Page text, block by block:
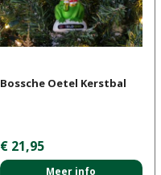
Bossche Oetel Kerstbal
€ 21,95
Meer info